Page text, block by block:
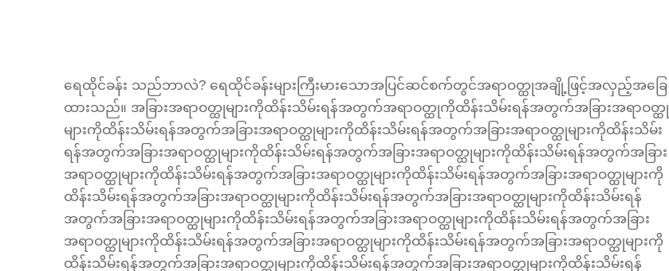
ရေထိုင်ခန်း သည်ဘာလဲ? ရေထိုင်ခန်းများကြီးမားသောအပြင်ဆင်စက်တွင်အရာဝတ္ထုအချို့ဖြင့်အလှည့်အခြေ
ထားသည်။ အခြားအရာဝတ္ထုများကိုထိန်းသိမ်းရန်အတွက်အရာဝတ္ထုကိုထိန်းသိမ်းရန်အတွက်အခြားအရာဝတ္ထု
များကိုထိန်းသိမ်းရန်အတွက်အခြားအရာဝတ္ထုများကိုထိန်းသိမ်းရန်အတွက်အခြားအရာဝတ္ထုများကိုထိန်းသိမ်း
ရန်အတွက်အခြားအရာဝတ္ထုများကိုထိန်းသိမ်းရန်အတွက်အခြားအရာဝတ္ထုများကိုထိန်းသိမ်းရန်အတွက်အခြား
အရာဝတ္ထုများကိုထိန်းသိမ်းရန်အတွက်အခြားအရာဝတ္ထုများကိုထိန်းသိမ်းရန်အတွက်အခြားအရာဝတ္ထုများကို
ထိန်းသိမ်းရန်အတွက်အခြားအရာဝတ္ထုများကိုထိန်းသိမ်းရန်အတွက်အခြားအရာဝတ္ထုများကိုထိန်းသိမ်းရန်
အတွက်အခြားအရာဝတ္ထုများကိုထိန်းသိမ်းရန်အတွက်အခြားအရာဝတ္ထုများကိုထိန်းသိမ်းရန်အတွက်အခြား
အရာဝတ္ထုများကိုထိန်းသိမ်းရန်အတွက်အခြားအရာဝတ္ထုများကိုထိန်းသိမ်းရန်အတွက်အခြားအရာဝတ္ထုများကို
ထိန်းသိမ်းရန်အတွက်အခြားအရာဝတ္ထုများကိုထိန်းသိမ်းရန်အတွက်အခြားအရာဝတ္ထုများကိုထိန်းသိမ်းရန်